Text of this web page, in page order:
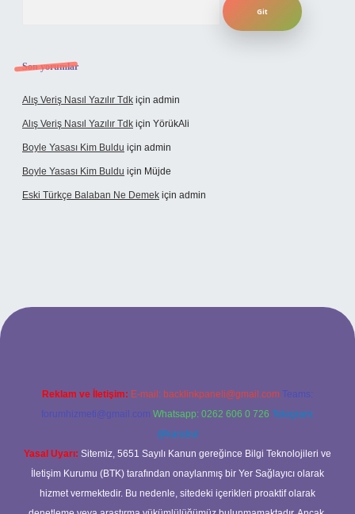
Son yorumlar
Alış Veriş Nasıl Yazılır Tdk için admin
Alış Veriş Nasıl Yazılır Tdk için YörükAli
Boyle Yasası Kim Buldu için admin
Boyle Yasası Kim Buldu için Müjde
Eski Türkçe Balaban Ne Demek için admin
Reklam ve İletişim: E-mail: backlinkpaneli@gmail.com Teams:
forumhizmeti@gmail.com Whatsapp: 0262 606 0 726 Telegram:
@karabul
Yasal Uyarı: Sitemiz, 5651 Sayılı Kanun gereğince Bilgi Teknolojileri ve
İletişim Kurumu (BTK) tarafından onaylanmış bir Yer Sağlayıcı olarak
hizmet vermektedir. Bu nedenle, sitedeki içerikleri proaktif olarak